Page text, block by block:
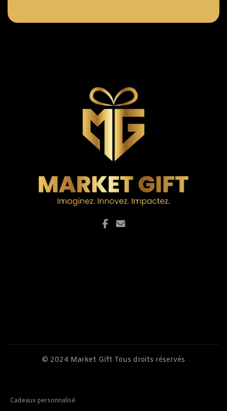
© 2024 Market Gift Tous droits réservés
Cadeaux personnalisé